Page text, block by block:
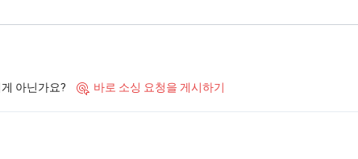
아닌가요?  바로 소싱 요청을 게시하기